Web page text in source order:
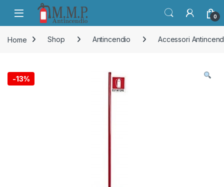
Skip to navigation
Skip to content
Open 0
Home Shop Antincendio Accessori
-13%